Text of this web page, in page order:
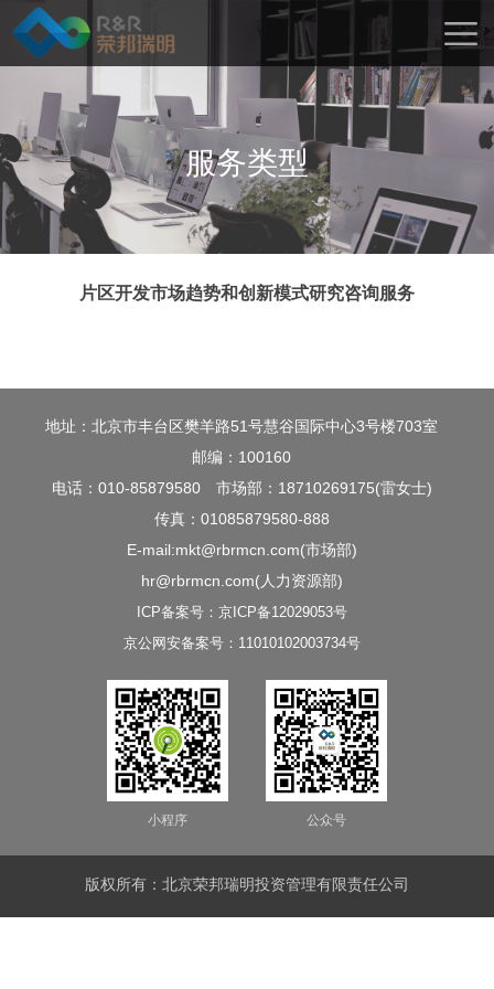
服务类型
片区开发市场趋势和创新模式研究咨询服务
地址：北京市丰台区樊羊路51号慧谷国际中心3号楼703室
邮编：100160
电话：010-85879580
市场部：18710269175(雷女士)
传真：01085879580-888
E-mail:mkt@rbrmcn.com(市场部)
hr@rbrmcn.com(人力资源部)
ICP备案号：京ICP备12029053号
京公网安备案号：11010102003734号
小程序 公众号
版权所有：北京荣邦瑞明投资管理有限责任公司